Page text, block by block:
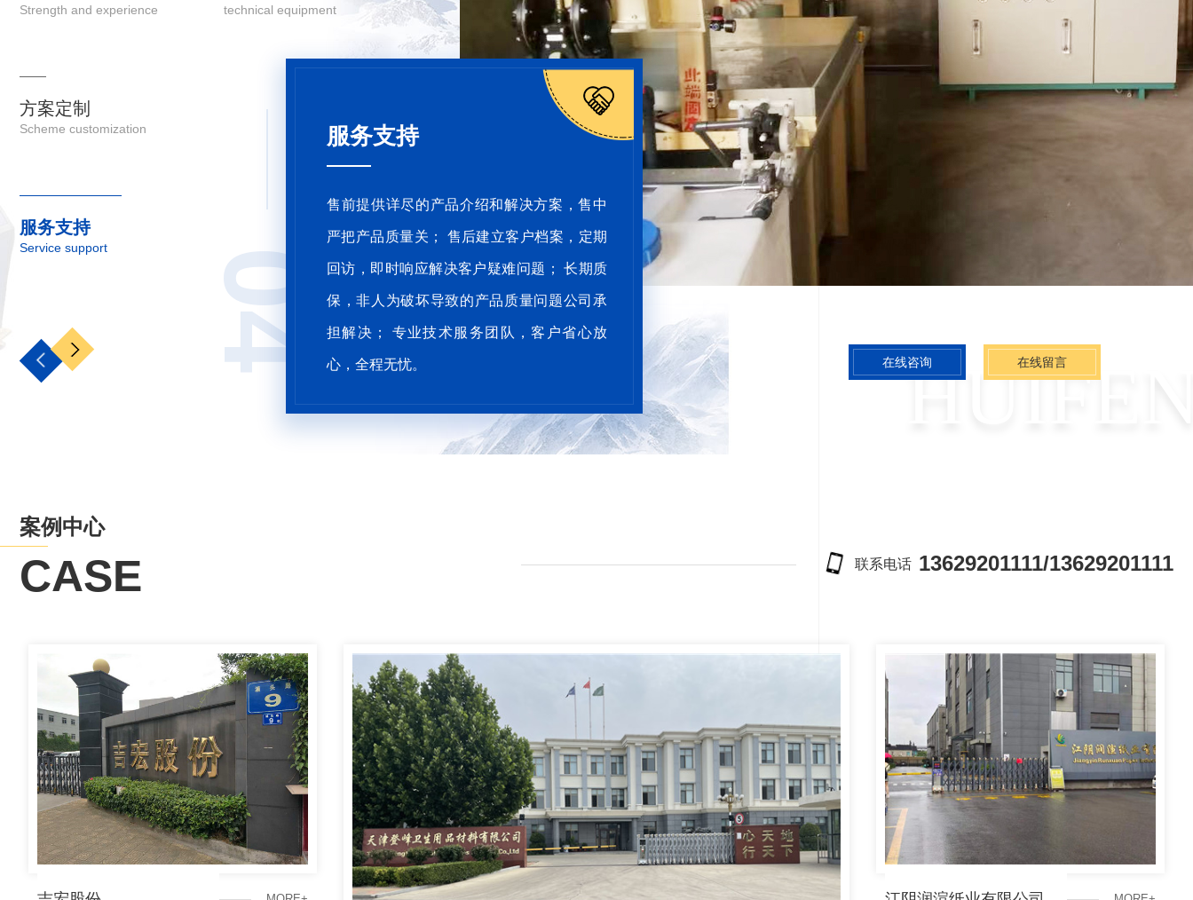
Strength and experience technical equipment
方案定制
Scheme customization
服务支持
Service support 01
支持
品质量关； 售后建立客户档案，定期
即时响应解决客户疑难问题； 长期质
人为破坏导致的产品质量问题公司承
； 专业技术服务团队，客户省心放
程无忧。
经验
西安汇丰源环保科技有限公司是一家专业从
队，提供水质化验、方案设计、设备制造、
施工调试、技术咨询一站式服务，全力推动
环保产业升级，综合 强，数百家客户口碑认
可，西北地区同行业 供应商。
技术设备
拥有科技化的研发中心和整套设备的生产制
造车间等设施； 专业从事污水处理、净水处
理、软化水处理的设备制造； 集研发、设
设备规格、型号齐全，满足市场客户特殊需
求
方案定制
针对不同行业提供专
在线咨询 在线留言
案例中心
CASE 联系电话 13629201111/13629201111